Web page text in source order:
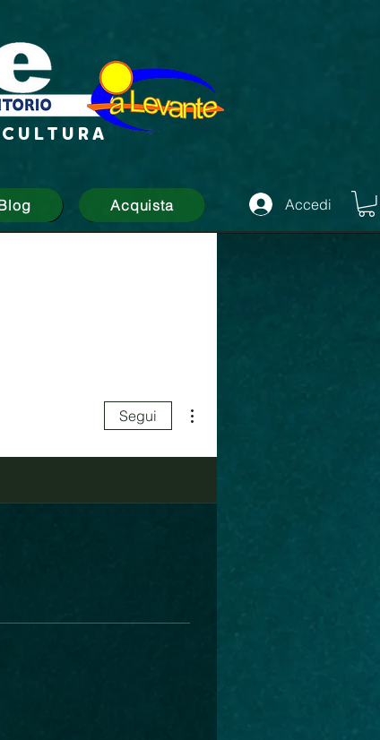
Acquista Accedi
CULTURA
Segui